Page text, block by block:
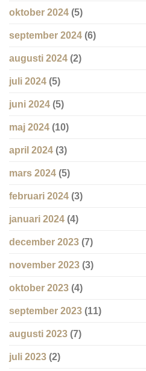
oktober 2024 (5)
september 2024 (6)
augusti 2024 (2)
juli 2024 (5)
juni 2024 (5)
maj 2024 (10)
april 2024 (3)
mars 2024 (5)
februari 2024 (3)
januari 2024 (4)
december 2023 (7)
november 2023 (3)
oktober 2023 (4)
september 2023 (11)
augusti 2023 (7)
juli 2023 (2)